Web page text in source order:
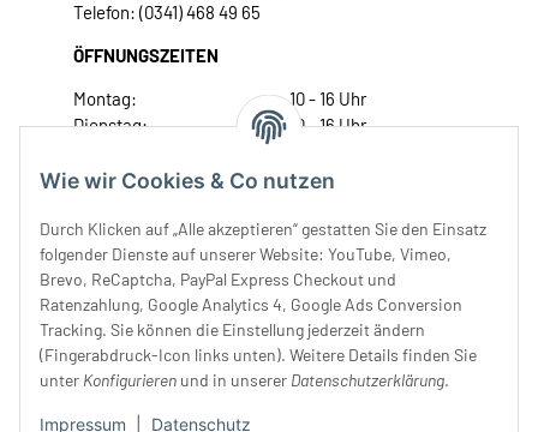
Wie wir Cookies & Co nutzen
Durch Klicken auf „Alle akzeptieren“ gestatten Sie den Einsatz
folgender Dienste auf unserer Website: YouTube, Vimeo,
Brevo, ReCaptcha, PayPal Express Checkout und
Ratenzahlung, Google Analytics 4, Google Ads Conversion
Tracking. Sie können die Einstellung jederzeit ändern
(Fingerabdruck-Icon links unten). Weitere Details finden Sie
unter Konfigurieren und in unserer Datenschutzerklärung.
Impressum Datenschutz
Telefon: (0341) 468 49 65
ÖFFNUNGSZEITEN
Montag:
10 - 16 Uhr
Dienstag:
10 - 16 Uhr
Donnerstag:
10 - 18 Uhr
Samstag:
10 - 14 Uhr
Unser Service
Rechtliches